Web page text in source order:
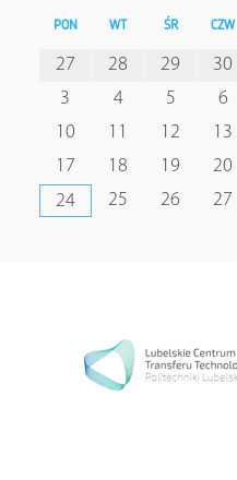
PON WT ŚR CZW
27 28 29 30
3
4 5 6
10
11 12 13
17
18 19 20
24
25 26 27